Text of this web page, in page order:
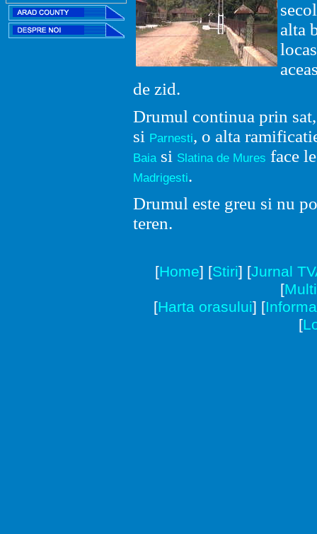
alta
de zid.
Drumul continua prin
si Parnesti, o alta
Baia si Slatina de Mures face
Madrigesti.
Drumul este greu si nu
teren.
[Home] [Stiri] [Jurnal
[
[Harta orasului] [
[